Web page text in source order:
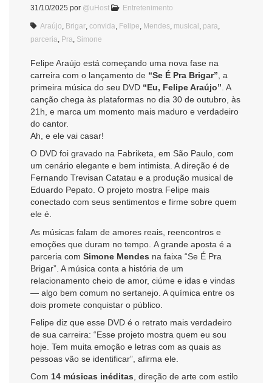
31/10/2025 por @uHost Entretenimento
Araújo Brigar convida Felipe Mendes musical para
parceria Pra Simone
Felipe Araújo está começando uma nova fase na
carreira com o lançamento de “Se É Pra Brigar” , a
primeira música do seu DVD “Eu, Felipe Araújo” . A
canção chega às plataformas no dia 30 de outubro, às
21h, e marca um momento mais maduro e verdadeiro
do cantor.
Ah, e ele vai casar!
O DVD foi gravado na Fabriketa, em São Paulo, com
um cenário elegante e bem intimista. A direção é de
Fernando Trevisan Catatau e a produção musical de
Eduardo Pepato. O projeto mostra Felipe mais
conectado com seus sentimentos e firme sobre quem
ele é.
As músicas falam de amores reais, reencontros e
emoções que duram no tempo. A grande aposta é a
parceria com Simone Mendes na faixa “Se É Pra
Brigar”. A música conta a história de um
relacionamento cheio de amor, ciúme e idas e vindas
— algo bem comum no sertanejo. A química entre os
dois promete conquistar o público.
Felipe diz que esse DVD é o retrato mais verdadeiro
de sua carreira: “Esse projeto mostra quem eu sou
hoje. Tem muita emoção e letras com as quais as
pessoas vão se identificar”, afirma ele.
Com 14 músicas inéditas, direção de arte com estilo